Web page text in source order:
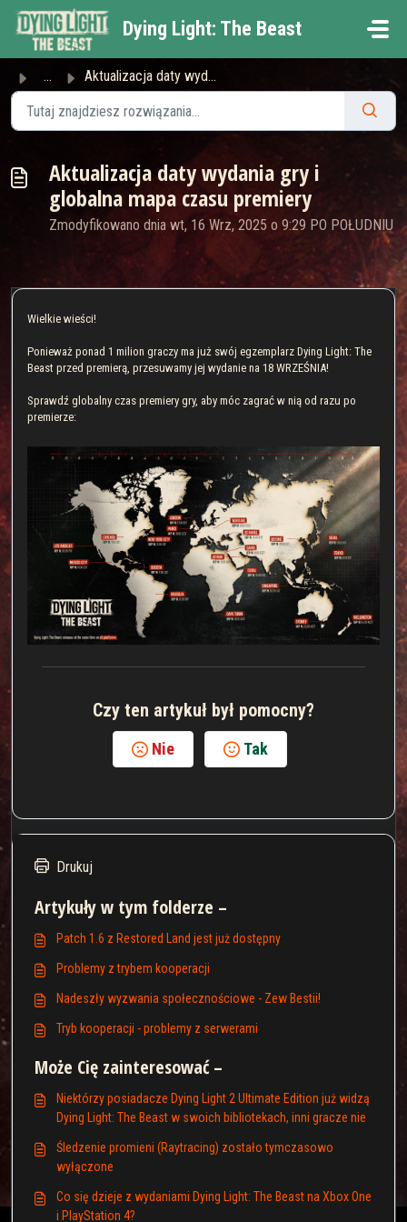
Przejdź do głównej treści
Dying Light: The Beast
... Aktualizacja daty wydania gry i globalna mapa czasu premiery
Aktualizacja daty wydania gry i
globalna mapa czasu premiery
Zmodyfikowano dnia wt, 16 Wrz, 2025 o 9:29 PO POŁUDNIU
Wielkie wieści!
Ponieważ ponad 1 milion graczy ma już swój egzemplarz Dying Light: The
Beast przed premierą, przesuwamy jej wydanie na 18 WRZEŚNIA!
Sprawdź globalny czas premiery gry, aby móc zagrać w nią od razu po
premierze:
Czy ten artykuł był pomocny?
Nie Tak
Drukuj
Artykuły w tym folderze –
Patch 1.6 z Restored Land jest już dostępny
Problemy z trybem kooperacji
Nadeszły wyzwania społecznościowe - Zew Bestii!
Tryb kooperacji - problemy z serwerami
Może Cię zainteresować –
Niektórzy posiadacze Dying Light 2 Ultimate Edition już widzą
Dying Light: The Beast w swoich bibliotekach, inni gracze nie
Śledzenie promieni (Raytracing) zostało tymczasowo
wyłączone
Co się dzieje z wydaniami Dying Light: The Beast na Xbox One
i PlayStation 4?